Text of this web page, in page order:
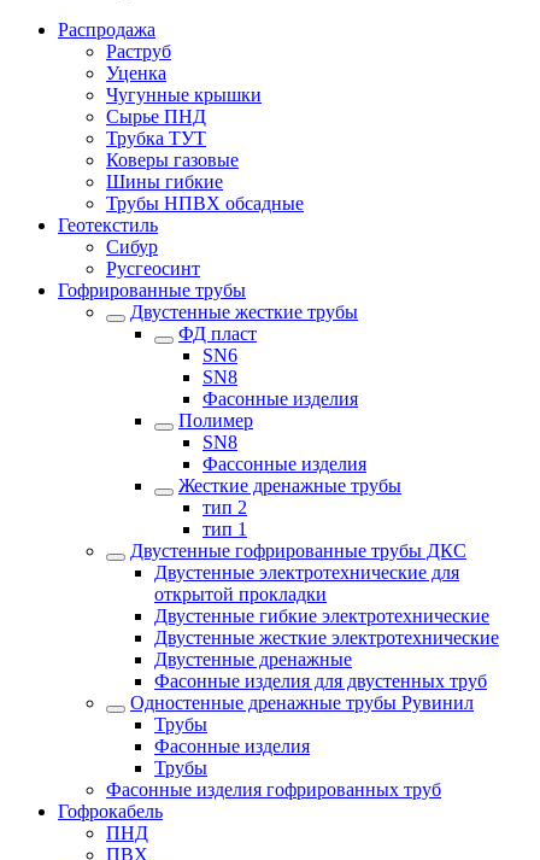
Распродажа
Раструб
Уценка
Чугунные крышки
Сырье ПНД
Трубка ТУТ
Коверы газовые
Шины гибкие
Трубы НПВХ обсадные
Геотекстиль
Сибур
Русгеосинт
Гофрированные трубы
Двустенные жесткие трубы
ФД пласт
SN6
SN8
Фасонные изделия
Полимер
SN8
Фассонные изделия
Жесткие дренажные трубы
тип 2
тип 1
Двустенные гофрированные трубы ДКС
Двустенные электротехнические для
открытой прокладки
Двустенные гибкие электротехнические
Двустенные жесткие электротехнические
Двустенные дренажные
Фасонные изделия для двустенных труб
Одностенные дренажные трубы Рувинил
Трубы
Фасонные изделия
Трубы
Фасонные изделия гофрированных труб
Гофрокабель
ПНД
ПВХ